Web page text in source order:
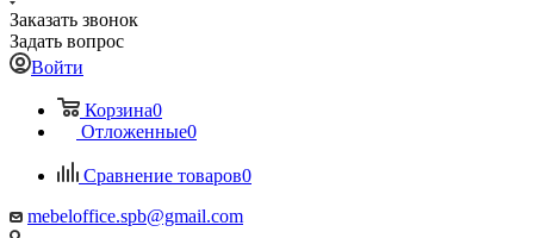
Заказать звонок
Задать вопрос
Войти
Корзина0
Отложенные0
Сравнение товаров0
mebeloffice.spb@gmail.com